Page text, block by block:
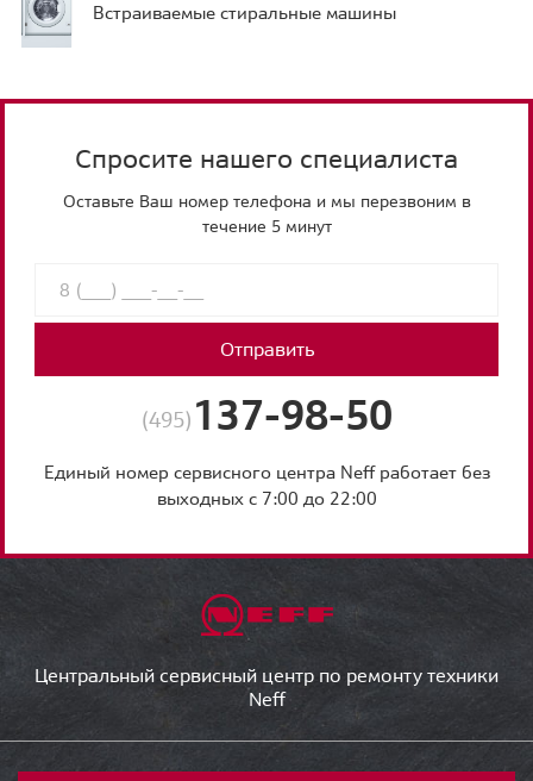
Встраиваемые стиральные машины
Спросите нашего специалиста
Оставьте Ваш номер телефона и мы перезвоним в
течение 5 минут
Отправить
(495) 137-98-50
Единый номер сервисного центра Neff работает без
выходных с 7:00 до 22:00
Центральный сервисный центр по ремонту техники
Neff